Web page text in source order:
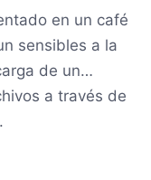
en un café
sensibles a la
de un…
a través de